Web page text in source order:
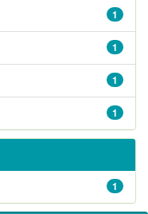
1
1
1
1
1